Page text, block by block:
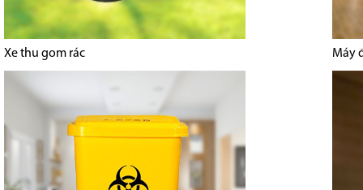
Xe thu gom rác Máy